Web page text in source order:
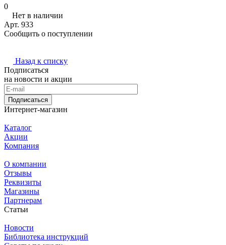
0
Нет в наличии
Арт. 933
Сообщить о поступлении
Назад к списку
Подписаться
на новости и акции
Подписаться
Интернет-магазин
Каталог
Акции
Компания
О компании
Отзывы
Реквизиты
Магазины
Партнерам
Статьи
Новости
Библиотека инструкций